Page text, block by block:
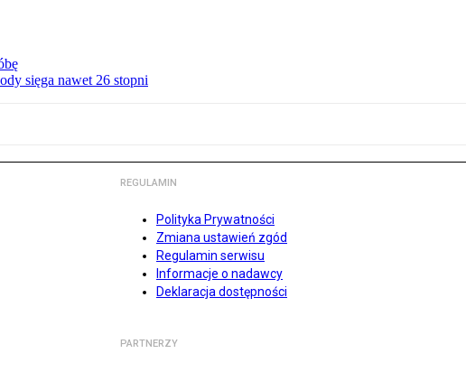
sięga nawet 26 stopni
REGULAMIN
Polityka Prywatności
Zmiana ustawień zgód
Regulamin serwisu
Informacje o nadawcy
Deklaracja dostępności
PARTNERZY